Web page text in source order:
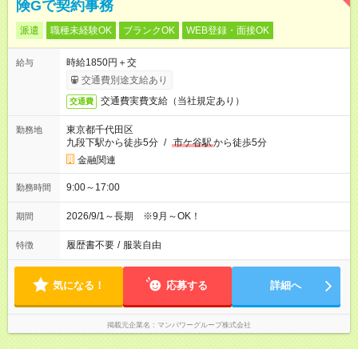
険Gで契約事務
派遣 職種未経験OK ブランクOK WEB登録・面接OK
給与
時給1850円＋交
交通費別途支給あり
交通費 交通費実費支給（当社規定あり）
勤務地
東京都千代田区
九段下駅から徒歩5分 / 市ケ谷駅から徒歩5分
金融関連
勤務時間 9:00～17:00
期間 2026/9/1～長期 ※9月～OK！
特徴 履歴書不要 / 服装自由
気になる！ 応募する 詳細へ
掲載元企業名 マンパワーグループ株式会社